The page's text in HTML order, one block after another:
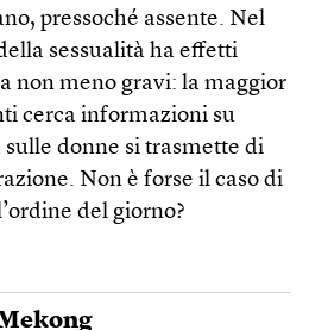
pressoché assente. Nel
sessualità ha effetti
non meno gravi: la maggior
cerca informazioni su
donne si trasmette di
Non è forse il caso di
del giorno?